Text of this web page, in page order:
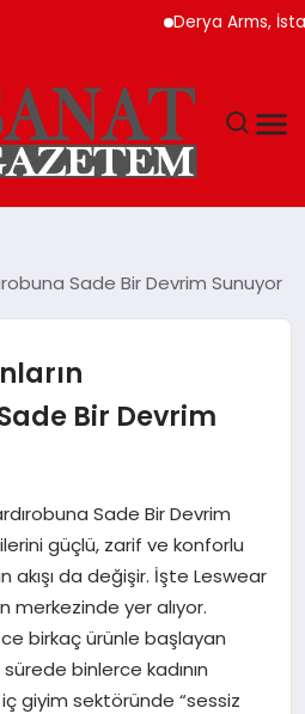
Derya Arms, İstanbul
Sade Bir Devrim Sunuyor
Bir Devrim
Sade Bir Devrim
güçlü, zarif ve konforlu
akışı da değişir. İşte Leswear
yer alıyor.
birkaç ürünle başlayan
binlerce kadının
giyim sektöründe “sessiz